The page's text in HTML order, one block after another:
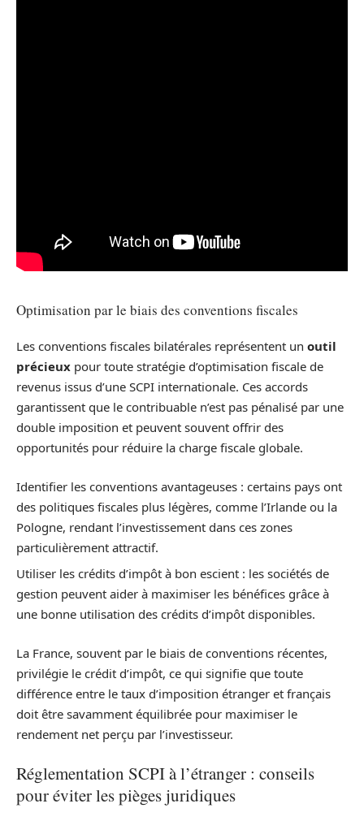
Optimisation par le biais des conventions fiscales
Les conventions fiscales bilatérales représentent un outil
précieux pour toute stratégie d’optimisation fiscale de
revenus issus d’une SCPI internationale. Ces accords
garantissent que le contribuable n’est pas pénalisé par une
double imposition et peuvent souvent offrir des
opportunités pour réduire la charge fiscale globale.
Identifier les conventions avantageuses : certains pays ont
des politiques fiscales plus légères, comme l’Irlande ou la
Pologne, rendant l’investissement dans ces zones
particulièrement attractif.
Utiliser les crédits d’impôt à bon escient : les sociétés de
gestion peuvent aider à maximiser les bénéfices grâce à
une bonne utilisation des crédits d’impôt disponibles.
La France, souvent par le biais de conventions récentes,
privilégie le crédit d’impôt, ce qui signifie que toute
différence entre le taux d’imposition étranger et français
doit être savamment équilibrée pour maximiser le
rendement net perçu par l’investisseur.
Réglementation SCPI à l’étranger : conseils
pour éviter les pièges juridiques